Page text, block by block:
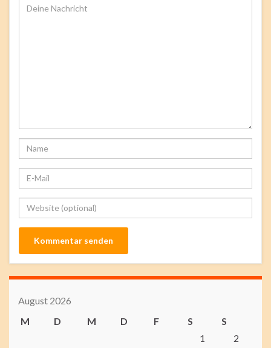
August 2026
M
D M D F S
S
1
2